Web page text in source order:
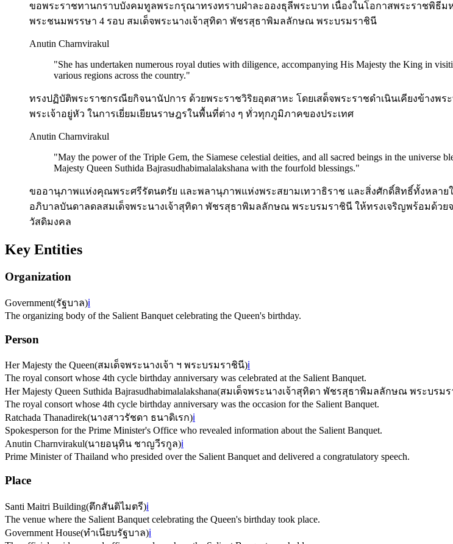
ขอพระราชทานกราบบังคมทูลพระกรุณาทรงทราบฝ่าละอองธุลีพระบาท เนื่องในโอกาสพระราชพิธีม
พระชนมพรรษา 4 รอบ สมเด็จพระนางเจ้าสุทิดา พัชรสุธาพิมลลักษณ พระบรมราชินี
Anutin Charnvirakul
"She has undertaken numerous royal duties with diligence, accompanying His Majesty the King in
various regions across the country."
ทรงปฏิบัติพระราชกรณียกิจนานัปการ ด้วยพระราชวิริยอุตสาหะ โดยเสด็จพระราชดำเนินเคียงข้างพร
พระเจ้าอยู่หัว ในการเยี่ยมเยียนราษฎรในพื้นที่ต่าง ๆ ทั่วทุกภูมิภาคของประเทศ
Anutin Charnvirakul
"May the power of the Triple Gem, the Siamese celestial deities, and all sacred beings in the universe
Majesty Queen Suthida Bajrasudhabimalalakshana with the fourfold blessings."
ขออานุภาพแห่งคุณพระศรีรัตนตรัย และพลานุภาพแห่งพระสยามเทวาธิราช และสิ่งศักดิ์สิทธิ์ทั้งหลาย
อภิบาลบันดาลดลสมเด็จพระนางเจ้าสุทิดา พัชรสุธาพิมลลักษณ พระบรมราชินี ให้ทรงเจริญพร้อมด้ว
วัสดิมงคล
Key Entities
Organization
Government(รัฐบาล)ℹ️
The organizing body of the Salient Banquet celebrating the Queen's birthday.
Person
Her Majesty the Queen(สมเด็จพระนางเจ้า ฯ พระบรมราชินี)ℹ️
The royal consort whose 4th cycle birthday anniversary was celebrated at the Salient Banquet.
Her Majesty Queen Suthida Bajrasudhabimalalakshana(สมเด็จพระนางเจ้าสุทิดา พัชรสุธาพิมลลักษณ พระบรม
The royal consort whose 4th cycle birthday anniversary was the occasion for the Salient Banquet.
Ratchada Thanadirek(นางสาวรัชดา ธนาดิเรก)ℹ️
Spokesperson for the Prime Minister's Office who revealed information about the Salient Banquet.
Anutin Charnvirakul(นายอนุทิน ชาญวีรกูล)ℹ️
Prime Minister of Thailand who presided over the Salient Banquet and delivered a congratulatory speech.
Place
Santi Maitri Building(ตึกสันติไมตรี)ℹ️
The venue where the Salient Banquet celebrating the Queen's birthday took place.
Government House(ทำเนียบรัฐบาล)ℹ️